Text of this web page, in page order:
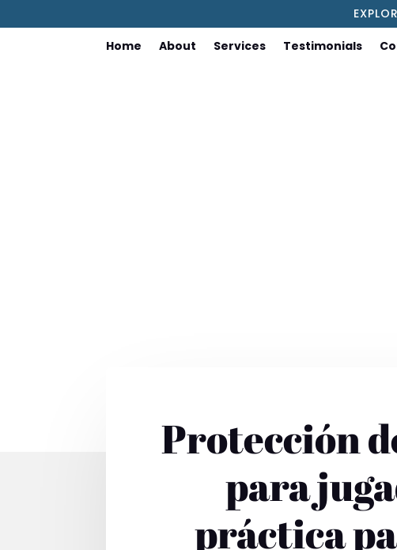
Home About Services Testimonials
Protección
para
práctica